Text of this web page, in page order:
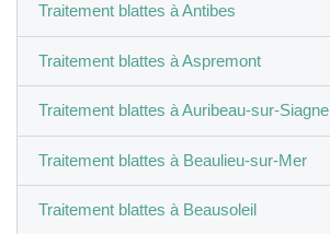
Traitement blattes à Antibes
Traitement blattes à Aspremont
Traitement blattes à Auribeau-sur-Siagne
Traitement blattes à Beaulieu-sur-Mer
Traitement blattes à Beausoleil